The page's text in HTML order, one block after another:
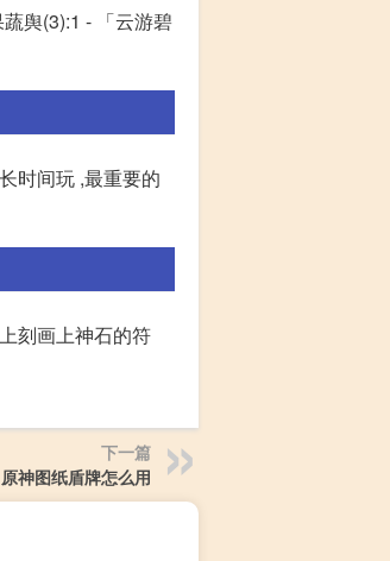
舆(3):1 - 「云游碧
时间玩 ,最重要的
刻画上神石的符
下一篇
原神图纸盾牌怎么用